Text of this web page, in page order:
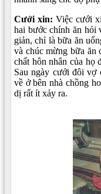
Cưới xin: Việc cưới
hai bước chính ăn hỏi
giản, chỉ là bữa ăn
và chúc mừng bữa ăn
chất hôn nhân của họ
Sau ngày cưới đôi vợ
về ở bên nhà chồng
dị rất ít xảy ra.